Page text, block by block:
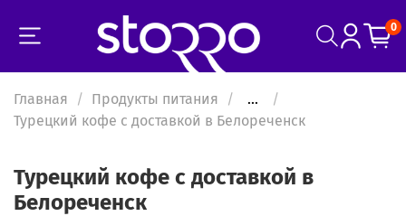
0
Главная Продукты питания
...
Турецкий кофе с доставкой в Белореченск
Турецкий кофе с доставкой в
Белореченск